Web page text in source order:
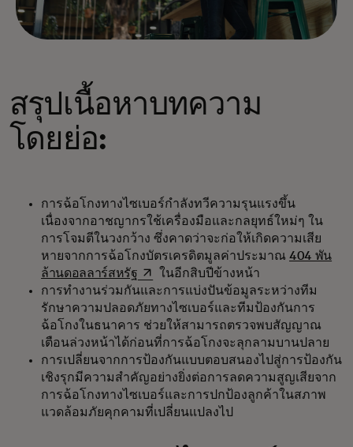
สรุปเนื้อหาบทความ
โดยย่อ:
การฉ้อโกงทางไซเบอร์กำลังทวีความรุนแรงขึ้น
เนื่องจากอาชญากรใช้เครื่องมือและกลยุทธ์ใหม่ๆ ใน
การโจมตีในวงกว้าง ซึ่งคาดว่าจะก่อให้เกิดความเสีย
หายจากการฉ้อโกงบัตรเครดิตมูลค่าประมาณ 404 พัน
ล้านดอลลาร์สหรัฐopens in a new tab
ในอีกสิบปีข้างหน้า
การทำงานร่วมกันและการแบ่งปันข้อมูลระหว่างทีม
รักษาความปลอดภัยทางไซเบอร์และทีมป้องกันการ
ฉ้อโกงในธนาคาร ช่วยให้สามารถตรวจพบสัญญาณ
เตือนล่วงหน้าได้ก่อนที่การฉ้อโกงจะลุกลามบานปลาย
การเปลี่ยนจากการป้องกันแบบตอบสนองไปสู่การป้องกัน
เชิงรุกมีความสำคัญอย่างยิ่งต่อการลดความสูญเสียจาก
การฉ้อโกงทางไซเบอร์และการปกป้องลูกค้าในสภาพ
แวดล้อมภัยคุกคามที่เปลี่ยนแปลงไป